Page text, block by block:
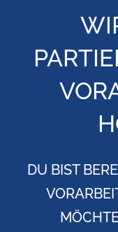
DU BIST